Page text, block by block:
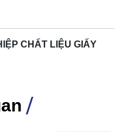
CHẤT LIỆU GIẤY